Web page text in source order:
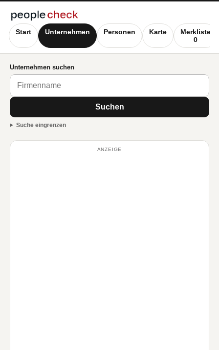
Start Unternehmen Personen Karte
Merkliste
0
Unternehmen suchen
Suchen
Suche eingrenzen
ANZEIGE